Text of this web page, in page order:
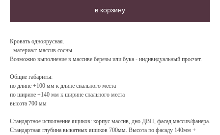
в корзину
Кровать одноярусная.
- материал: массив сосны.
Возможно выполнение в массиве березы или бука - индивидуальный просчет.
Общие габариты:
по длине +100 мм к длине спального места
по ширине +140 мм к ширине спального места
высота 700 мм
Стандартное исполнение ящиков: корпус массив, дно ДВП, фасад массив/фанера.
Стандартная глубина выкатных ящиков 700мм. Высота по фасаду 140мм +